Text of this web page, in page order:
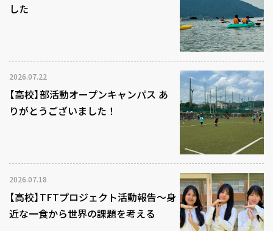
した
2026.07.22
【高校】部活動オープンキャンパス あ
りがとうございました！
2026.07.18
【高校】TFTプロジェクト活動報告～身
近な一食から世界の課題を考える